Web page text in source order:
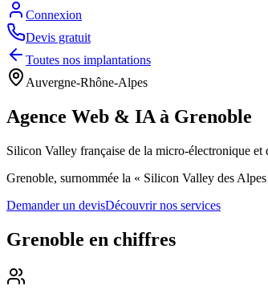
Connexion
Devis gratuit
Toutes nos implantations
Auvergne-Rhône-Alpes
Agence Web & IA à Grenoble
Silicon Valley française de la micro-électronique et
Grenoble, surnommée la « Silicon Valley des
Demander un devisDécouvrir nos services
Grenoble en chiffres